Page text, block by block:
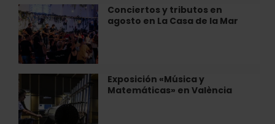
de
València
inmersiva
«La
Leyenda
del
Titanic»
Conciertos y tributos en
agosto en La Casa de la Mar
Conciertos
y
tributos
en
agosto
en
La
Casa
de
Exposición «Música y
Matemáticas» en València
Exposición
«Música
y
Matemáticas»